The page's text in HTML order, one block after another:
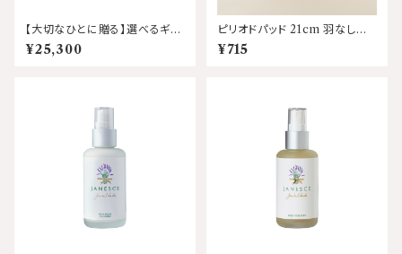
【大切なひとに贈る】選べるギフ
トチケット オーガニックフェイ
シャル or ボディ 90分
¥25,300
ピリオドパッド 21cm 羽なし 2
4枚入 シシフィーユ
¥715